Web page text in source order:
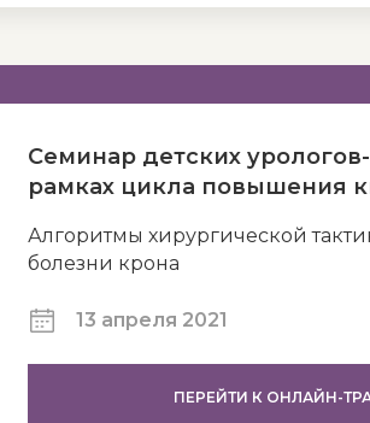
Семинар детских
рамках цикла повышения
Алгоритмы хирургической
болезни крона
13 апреля 2021
ПЕРЕЙТИ К ОНЛАЙН-